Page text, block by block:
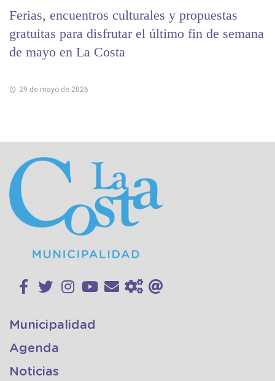
Ferias, encuentros culturales y propuestas
gratuitas para disfrutar el último fin de semana
de mayo en La Costa
29 de mayo de 2026
Municipalidad
Agenda
Noticias